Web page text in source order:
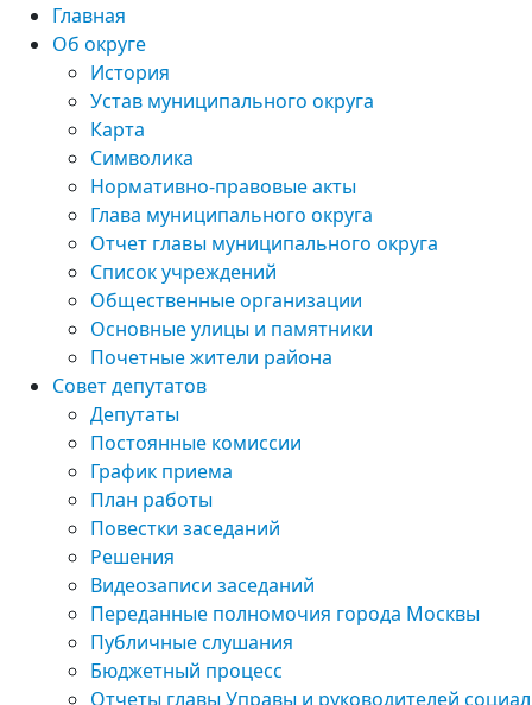
Главная
Об округе
История
Устав муниципального округа
Карта
Символика
Нормативно-правовые акты
Глава муниципального округа
Отчет главы муниципального округа
Список учреждений
Общественные организации
Основные улицы и памятники
Почетные жители района
Совет депутатов
Депутаты
Постоянные комиссии
График приема
План работы
Повестки заседаний
Решения
Видеозаписи заседаний
Переданные полномочия города Москвы
Публичные слушания
Бюджетный процесс
Отчеты главы Управы и руководителей